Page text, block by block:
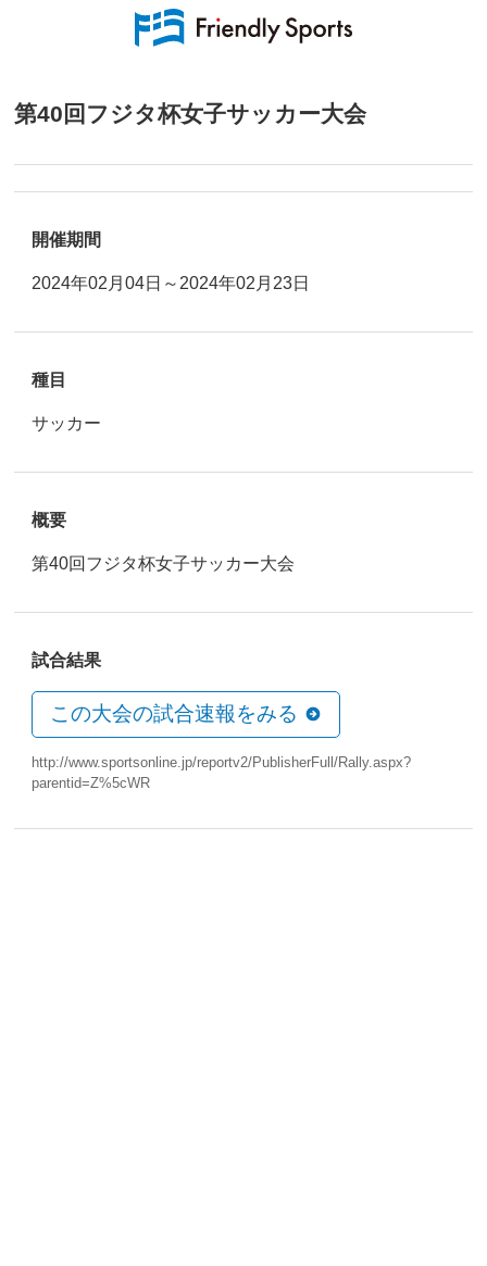
第40回フジタ杯女子サッカー大会
開催期間
2024年02月04日～2024年02月23日
種目
サッカー
概要
第40回フジタ杯女子サッカー大会
試合結果
この大会の試合速報をみる
http://www.sportsonline.jp/reportv2/PublisherFull/Rally.aspx?
parentid=Z%5cWR